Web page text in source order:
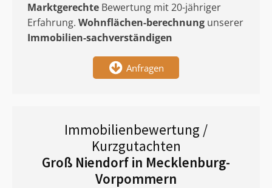
Marktgerechte Bewertung mit 20-jähriger
Erfahrung. Wohnflächen-berechnung unserer
Immobilien-sachverständigen
Anfragen
Immobilienbewertung /
Kurzgutachten
Groß Niendorf in Mecklenburg-
Vorpommern